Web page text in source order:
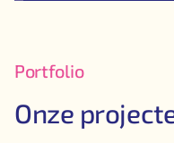
Portfolio
Onze